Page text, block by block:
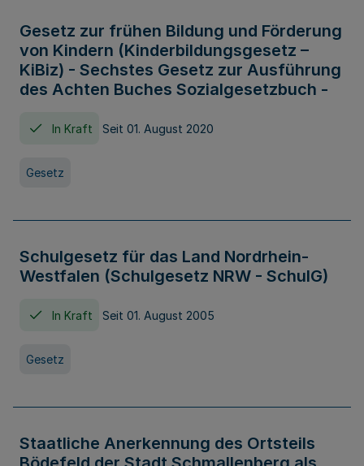
Gesetz zur frühen Bildung und Förderung
von Kindern (Kinderbildungsgesetz –
KiBiz) - Sechstes Gesetz zur Ausführung
des Achten Buches Sozialgesetzbuch -
In Kraft Seit 01. August 2020
Gesetz
Schulgesetz für das Land Nordrhein-
Westfalen (Schulgesetz NRW - SchulG)
In Kraft Seit 01. August 2005
Gesetz
Staatliche Anerkennung des Ortsteils